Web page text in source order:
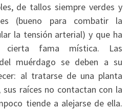
de tallos siempre verdes y
(bueno para combatir la
la tensión arterial) y que ha
cierta fama mística. Las
muérdago se deben a su
al tratarse de una planta
raíces no contactan con la
tiende a alejarse de ella.